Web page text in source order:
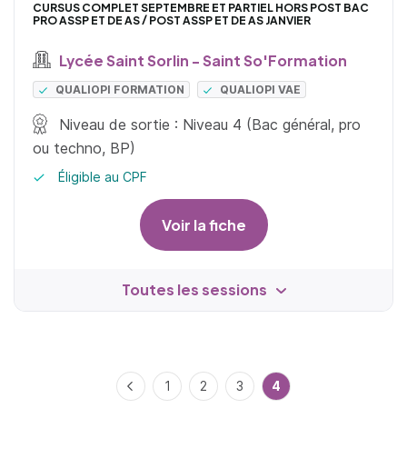
CURSUS COMPLET SEPTEMBRE ET PARTIEL HORS POST BAC
PRO ASSP ET DE AS / POST ASSP ET DE AS JANVIER
Lycée Saint Sorlin - Saint So'Formation
QUALIOPI FORMATION QUALIOPI VAE
Niveau de sortie : Niveau 4 (Bac général, pro
ou techno, BP)
Éligible au CPF
Voir la fiche
Toutes les sessions
Précédent
1 2 3 4